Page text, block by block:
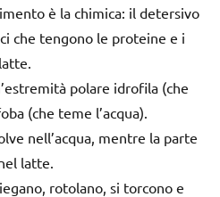
è la chimica: il detersivo
che tengono le proteine e i
polare idrofila (che
(che teme l’acqua).
nell’acqua, mentre la parte
latte.
rotolano, si torcono e